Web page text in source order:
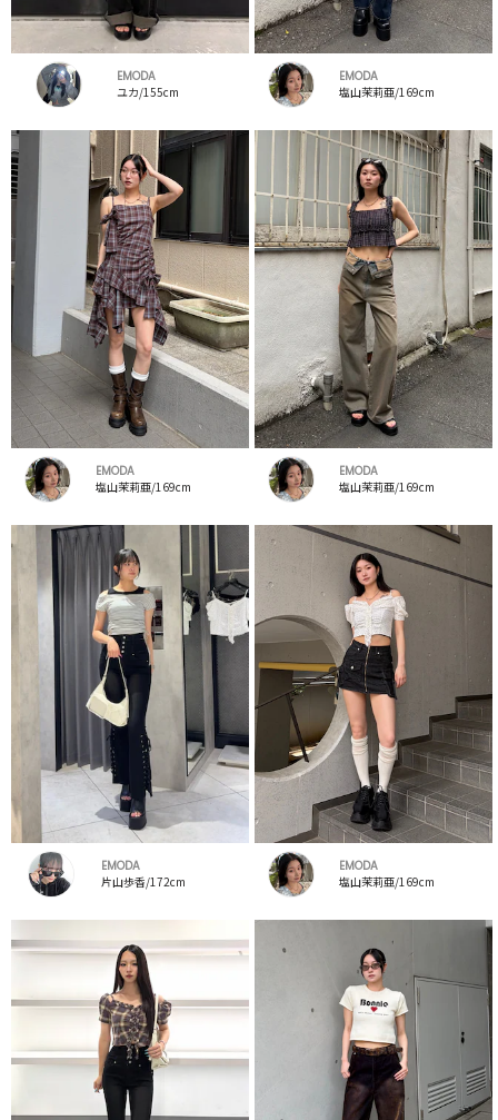
EMODA
ユカ/155cm
EMODA
塩山茉莉亜/169cm
EMODA
塩山茉莉亜/169cm
EMODA
塩山茉莉亜/169cm
EMODA
片山歩香/172cm
EMODA
塩山茉莉亜/169cm